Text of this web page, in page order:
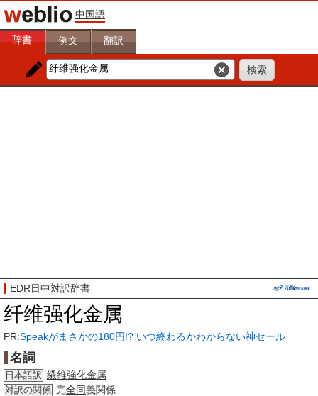
中国語
辞書 例文 翻訳
EDR日中対訳辞書
纤维强化金属
PR:Speakがまさかの180円!? いつ終わるかわからない神セール
名詞
日本語訳 繊維強化金属
対訳の関係 完全同義関係